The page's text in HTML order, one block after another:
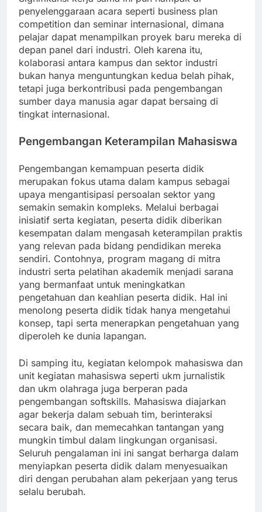
penyelenggaraan acara seperti business plan
competition dan seminar internasional, dimana
pelajar dapat menampilkan proyek baru mereka di
depan panel dari industri. Oleh karena itu,
kolaborasi antara kampus dan sektor industri
bukan hanya menguntungkan kedua belah pihak,
tetapi juga berkontribusi pada pengembangan
sumber daya manusia agar dapat bersaing di
tingkat internasional.
Pengembangan Keterampilan Mahasiswa
Pengembangan kemampuan peserta didik
merupakan fokus utama dalam kampus sebagai
upaya mengantisipasi persoalan sektor yang
semakin semakin kompleks. Melalui berbagai
inisiatif serta kegiatan, peserta didik diberikan
kesempatan dalam mengasah keterampilan praktis
yang relevan pada bidang pendidikan mereka
sendiri. Contohnya, program magang di mitra
industri serta pelatihan akademik menjadi sarana
yang bermanfaat untuk meningkatkan
pengetahuan dan keahlian peserta didik. Hal ini
menolong peserta didik tidak hanya mengetahui
konsep, tapi serta menerapkan pengetahuan yang
diperoleh ke dunia lapangan.
Di samping itu, kegiatan kelompok mahasiswa dan
unit kegiatan mahasiswa seperti ukm jurnalistik
dan ukm olahraga juga berperan pada
pengembangan softskills. Mahasiswa diajarkan
agar bekerja dalam sebuah tim, berinteraksi
secara baik, dan memecahkan tantangan yang
mungkin timbul dalam lingkungan organisasi.
Seluruh pengalaman ini ini sangat berharga dalam
menyiapkan peserta didik dalam menyesuaikan
diri dengan perubahan alam pekerjaan yang terus
selalu berubah.